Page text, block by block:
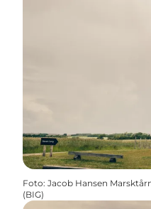
Foto: Jacob Hansen
(BIG)